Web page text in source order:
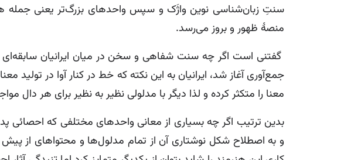
سنتِ زبان‌شناسی نوین واژَک و سپس واحدهای بزرگ‌تر یعنی جمله
منصۀ ظهور و بروز می‌رسد.
گفتنی است اگر چه سنت شفاهی و سخن در میان ایرانیان سابقه‌ای
جمع‌آوری آغاز شد، ایرانیان به این نکته که خط در کنار آوا در
معنا را متکثر کرده و لذا دیگر با مدلولی نظیر به نظیر برای هر
بدین ترتیب اگر چه بسیاری از معانی واحدهای مختلفی که احصائی
و به اصطلاح شکل نوشتاری آن از تمام مدلول‌ها و محتواهای از